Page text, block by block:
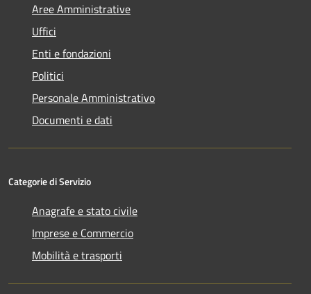
Aree Amministrative
Uffici
Enti e fondazioni
Politici
Personale Amministrativo
Documenti e dati
Categorie di Servizio
Anagrafe e stato civile
Imprese e Commercio
Mobilità e trasporti